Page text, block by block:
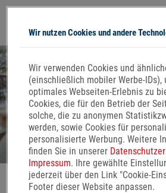
Direkt zum Inhalt
SCHÜTZEN,
WAS WICHTIG IST.
Wir nutzen Cookies und andere
Wir verwenden Cookies und
(einschließlich mobiler Werbe-IDs),
optimales Webseiten-Erlebnis zu
Cookies, die für den Betrieb der
solche, die zu anonymen
werden, sowie Cookies für
personalisierte Werbung. Weitere
finden Sie in unserer
Impressum. Ihre gewählte
jederzeit über den Link "Cookie-
Footer dieser Website anpassen.